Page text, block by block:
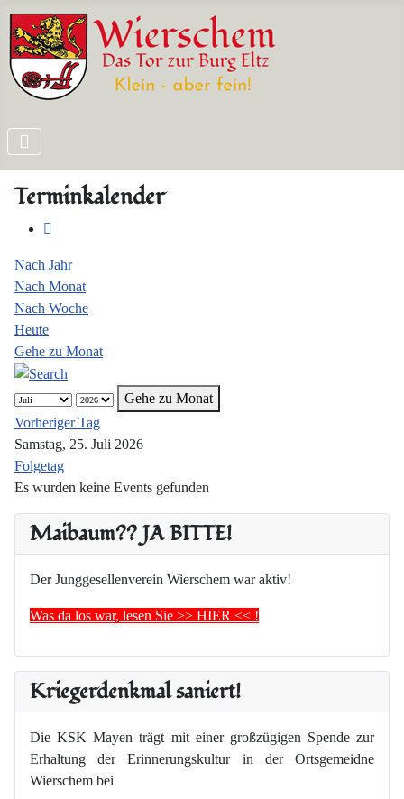
Maibaum?? JA BITTE!
Der Junggesellenverein Wierschem war aktiv!
Was da los war, lesen Sie >> HIER << !
Kriegerdenkmal saniert!
Die KSK Mayen trägt mit einer großzügigen Spende zur
Erhaltung der Erinnerungskultur in der Ortsgemeidne
Wierschem bei
Terminkalender
Nach Jahr
Nach Monat
Nach Woche
Heute
Gehe zu Monat
Gehe zu Monat
Vorheriger Tag
Samstag, 25. Juli 2026
Folgetag
Es wurden keine Events gefunden